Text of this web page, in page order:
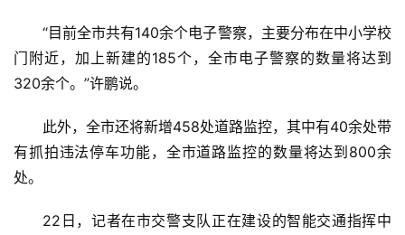
“目前全市共有140余个电子警察，主要分布在中小学校
门附近，加上新建的185个，全市电子警察的数量将达到
320余个。”许鹏说。
此外，全市还将新增458处道路监控，其中有40余处带
有抓拍违法停车功能，全市道路监控的数量将达到800余
处。
22日，记者在市交警支队正在建设的智能交通指挥中